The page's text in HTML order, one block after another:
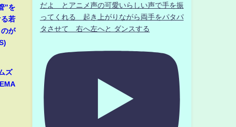
”を
若
が
ズ
だよ とアニメ声の可愛いらしい声で手を振
ってくれる 起き上がりながら両手をパタパ
タさせて 右へ左へと ダンスする